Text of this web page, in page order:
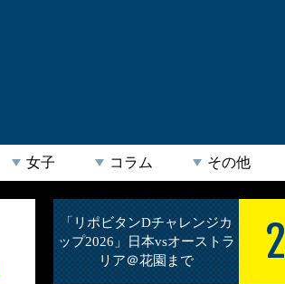
女子 コラム その他
「リポビタンDチャレンジカ
ップ2026」日本vsオーストラ
リア＠花園まで
2